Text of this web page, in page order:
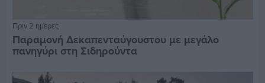
Πριν 2 ημέρες
Παραμονή Δεκαπενταύγουστου με μεγάλο
πανηγύρι στη Σιδηρούντα